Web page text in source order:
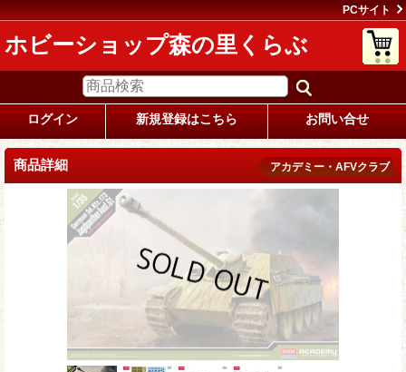
PCサイト
ホビーショップ森の里くらぶ
ログイン 新規登録はこちら お問い合せ
商品詳細 アカデミー・AFVクラブ